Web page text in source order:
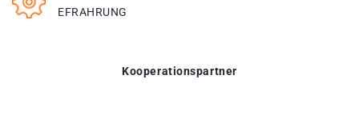
EFRAHRUNG
Kooperationspartner